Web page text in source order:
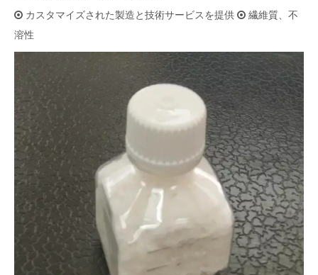
 カスタマイズされた製造と技術サービスを提供  繊維質、不
溶性